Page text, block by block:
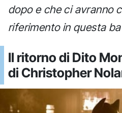
dopo e che ci avranno
riferimento in questa
Il ritorno di Dito
di Christopher